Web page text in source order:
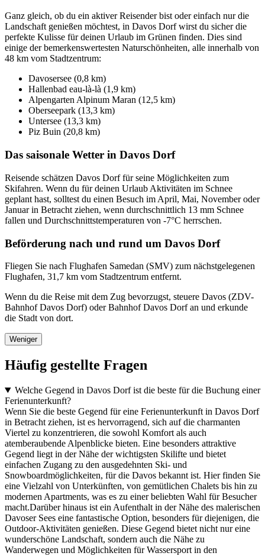
Ganz gleich, ob du ein aktiver Reisender bist oder einfach nur die
Landschaft genießen möchtest, in Davos Dorf wirst du sicher die
perfekte Kulisse für deinen Urlaub im Grünen finden. Dies sind
einige der bemerkenswertesten Naturschönheiten, alle innerhalb von
48 km vom Stadtzentrum:
Davosersee (0,8 km)
Hallenbad eau-là-là (1,9 km)
Alpengarten Alpinum Maran (12,5 km)
Oberseepark (13,3 km)
Untersee (13,3 km)
Piz Buin (20,8 km)
Das saisonale Wetter in Davos Dorf
Reisende schätzen Davos Dorf für seine Möglichkeiten zum
Skifahren. Wenn du für deinen Urlaub Aktivitäten im Schnee
geplant hast, solltest du einen Besuch im April, Mai, November oder
Januar in Betracht ziehen, wenn durchschnittlich 13 mm Schnee
fallen und Durchschnittstemperaturen von -7°C herrschen.
Beförderung nach und rund um Davos Dorf
Fliegen Sie nach Flughafen Samedan (SMV) zum nächstgelegenen
Flughafen, 31,7 km vom Stadtzentrum entfernt.
Wenn du die Reise mit dem Zug bevorzugst, steuere Davos (ZDV-
Bahnhof Davos Dorf) oder Bahnhof Davos Dorf an und erkunde
die Stadt von dort.
Weniger
Häufig gestellte Fragen
Welche Gegend in Davos Dorf ist die beste für die Buchung einer
Ferienunterkunft?
Wenn Sie die beste Gegend für eine Ferienunterkunft in Davos Dorf
in Betracht ziehen, ist es hervorragend, sich auf die charmanten
Viertel zu konzentrieren, die sowohl Komfort als auch
atemberaubende Alpenblicke bieten. Eine besonders attraktive
Gegend liegt in der Nähe der wichtigsten Skilifte und bietet
einfachen Zugang zu den ausgedehnten Ski- und
Snowboardmöglichkeiten, für die Davos bekannt ist. Hier finden Sie
eine Vielzahl von Unterkünften, von gemütlichen Chalets bis hin zu
modernen Apartments, was es zu einer beliebten Wahl für Besucher
macht.Darüber hinaus ist ein Aufenthalt in der Nähe des malerischen
Davoser Sees eine fantastische Option, besonders für diejenigen, die
Outdoor-Aktivitäten genießen. Diese Gegend bietet nicht nur eine
wunderschöne Landschaft, sondern auch die Nähe zu
Wanderwegen und Möglichkeiten für Wassersport in den